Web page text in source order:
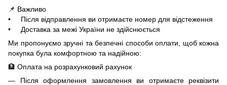
📌 Важливо
• Після відправлення ви отримаєте номер для відстеження
• Доставка за межі України не здійснюється
Ми пропонуємо зручні та безпечні способи оплати, щоб кожна
покупка була комфортною та надійною:
🏦 Оплата на розрахунковий рахунок
Після оформлення замовлення ви отримаєте реквізити